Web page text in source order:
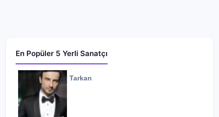
En Popüler 5 Yerli Sanatçı
Tarkan